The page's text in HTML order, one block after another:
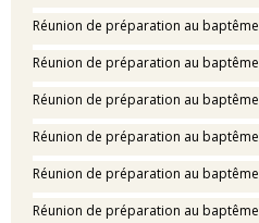
Réunion de préparation au baptême
Réunion de préparation au baptême
Réunion de préparation au baptême
Réunion de préparation au baptême
Réunion de préparation au baptême
Réunion de préparation au baptême